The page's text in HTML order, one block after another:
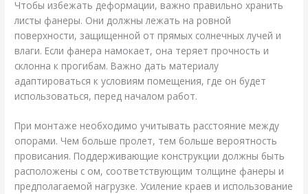
Чтобы избежать деформации, важно правильно хранить
листы фанеры. Они должны лежать на ровной
поверхности, защищенной от прямых солнечных лучей и
влаги. Если фанера намокает, она теряет прочность и
склонна к прогибам. Важно дать материалу
адаптироваться к условиям помещения, где он будет
использоваться, перед началом работ.
При монтаже необходимо учитывать расстояние между
опорами. Чем больше пролет, тем больше вероятность
провисания. Поддерживающие конструкции должны быть
расположены с ом, соответствующим толщине фанеры и
предполагаемой нагрузке. Усиление краев и использование